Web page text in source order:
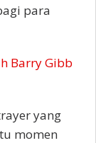
para
Barry Gibb
yang
momen